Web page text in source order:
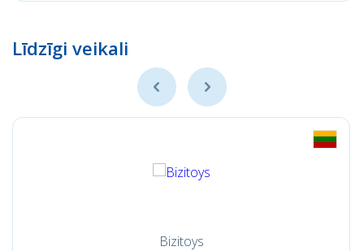
Līdzīgi veikali
Bizitoys